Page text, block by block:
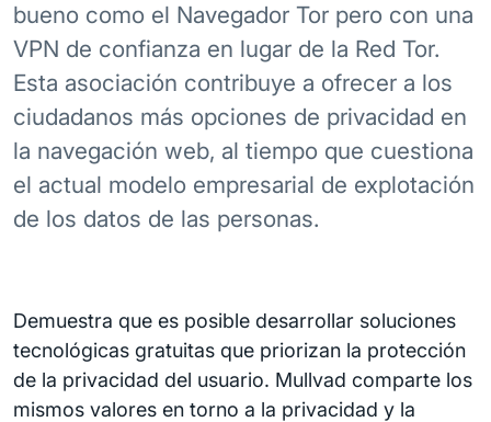
bueno como el Navegador Tor pero con una
VPN de confianza en lugar de la Red Tor.
Esta asociación contribuye a ofrecer a los
ciudadanos más opciones de privacidad en
la navegación web, al tiempo que cuestiona
el actual modelo empresarial de explotación
de los datos de las personas.
Demuestra que es posible desarrollar soluciones
tecnológicas gratuitas que priorizan la protección
de la privacidad del usuario. Mullvad comparte los
mismos valores en torno a la privacidad y la